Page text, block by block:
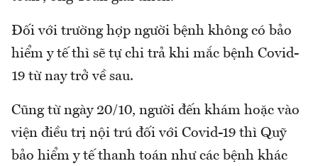
Đối với trường hợp người bệnh không có bảo
hiểm y tế thì sẽ tự chi trả khi mắc bệnh Covid-
19 từ nay trở về sau.
Cũng từ ngày 20/10, người đến khám hoặc vào
viện điều trị nội trú đối với Covid-19 thì Quỹ
bảo hiểm y tế thanh toán như các bệnh khác